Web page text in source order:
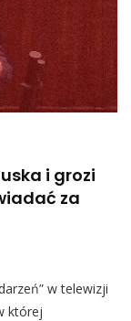
i grozi
za
w telewizji
której